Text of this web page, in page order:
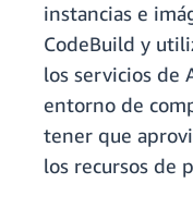
instancias e
CodeBuild y
los servicios de
entorno de
tener que
los recursos de